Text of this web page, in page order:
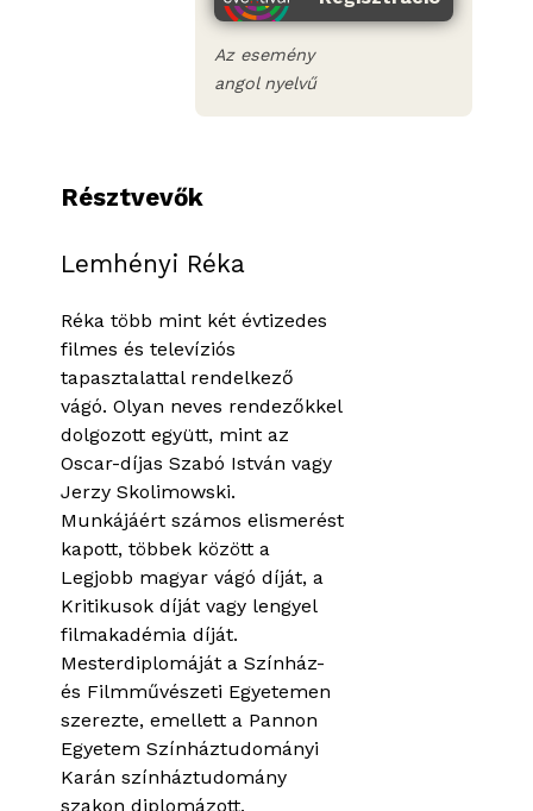
Az esemény
angol nyelvű
Résztvevők
Lemhényi Réka
Réka több mint két évtizedes
filmes és televíziós
tapasztalattal rendelkező
vágó. Olyan neves rendezőkkel
dolgozott együtt, mint az
Oscar-díjas Szabó István vagy
Jerzy Skolimowski.
Munkájáért számos elismerést
kapott, többek között a
Legjobb magyar vágó díját, a
Kritikusok díját vagy lengyel
filmakadémia díját.
Mesterdiplomáját a Színház-
és Filmművészeti Egyetemen
szerezte, emellett a Pannon
Egyetem Színháztudományi
Karán színháztudomány
szakon diplomázott.